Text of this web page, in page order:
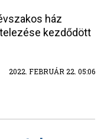
ház
kezdődött
2022. FEBRUÁR 22. 05:06